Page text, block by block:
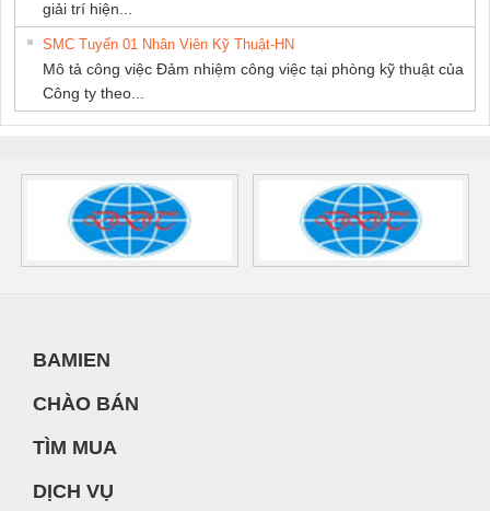
giải trí hiện...
SMC Tuyển 01 Nhân Viên Kỹ Thuật-HN
Mô tả công việc Đảm nhiệm công việc tại phòng kỹ thuật của
Công ty theo...
BAMIEN
CHÀO BÁN
TÌM MUA
DỊCH VỤ